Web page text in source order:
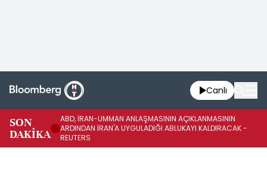
Canlı
SON
DAKİKA
ABD, İRAN-UMMAN ANLAŞMASININ AÇIKLANMASININ
ARDINDAN İRAN'A UYGULADIĞI ABLUKAYI KALDIRACAK -
REUTERS